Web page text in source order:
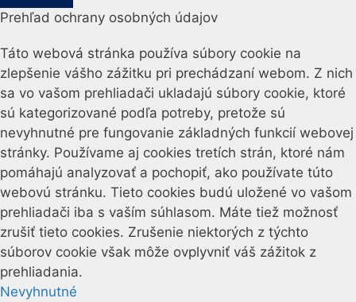
Prehľad ochrany osobných údajov
Táto webová stránka používa súbory cookie na
zlepšenie vášho zážitku pri prechádzaní webom. Z nich
sa vo vašom prehliadači ukladajú súbory cookie, ktoré
sú kategorizované podľa potreby, pretože sú
nevyhnutné pre fungovanie základných funkcií webovej
stránky. Používame aj cookies tretích strán, ktoré nám
pomáhajú analyzovať a pochopiť, ako používate túto
webovú stránku. Tieto cookies budú uložené vo vašom
prehliadači iba s vaším súhlasom. Máte tiež možnosť
zrušiť tieto cookies. Zrušenie niektorých z týchto
súborov cookie však môže ovplyvniť váš zážitok z
prehliadania.
Nevyhnutné